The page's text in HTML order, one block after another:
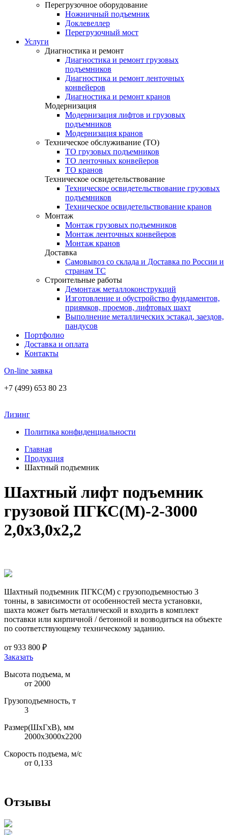
Перегрузочное оборудование
Ножничный подъемник
Доклевеллер
Перегрузочный мост
Услуги
Диагностика и ремонт
Диагностика и ремонт грузовых
подъемников
Диагностика и ремонт ленточных
конвейеров
Диагностика и ремонт кранов
Модернизация
Модернизация лифтов и грузовых
подъемников
Модернизация кранов
Техническое обслуживание (ТО)
ТО грузовых подъемников
ТО ленточных конвейеров
ТО кранов
Техническое освидетельствование
Техническое освидетельствование грузовых
подъемников
Техническое освидетельствование кранов
Монтаж
Монтаж грузовых подъемников
Монтаж ленточных конвейеров
Монтаж кранов
Доставка
Самовывоз со склада и Доставка по России и
странам ТС
Строительные работы
Демонтаж металлоконструкций
Изготовление и обустройство фундаментов,
приямков, проемов, лифтовых шахт
Выполнение металлических эстакад, заездов,
пандусов
Портфолио
Доставка и оплата
Контакты
On-line заявка
+7 (499) 653 80 23
Лизинг
Политика конфиденциальности
Главная
Продукция
Шахтный подъемник
Шахтный лифт подъемник
грузовой ПГКС(М)-2-3000
2,0х3,0х2,2
Шахтный подъемник ПГКС(М) с грузоподъемностью 3
тонны, в зависимости от особенностей места установки,
шахта может быть металлической и входить в комплект
поставки или кирпичной / бетонной и возводиться на объекте
по соответствующему техническому заданию.
от 933 800 ₽
Заказать
Высота подъема, м
от 2000
Грузоподъемность, т
3
Размер(ШхГхВ), мм
2000х3000х2200
Скорость подъема, м/с
от 0,133
Отзывы